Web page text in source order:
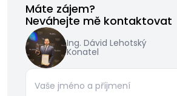
Máte zájem?
Neváhejte mě kontaktovat
Ing. Dávid Lehotský
Konatel